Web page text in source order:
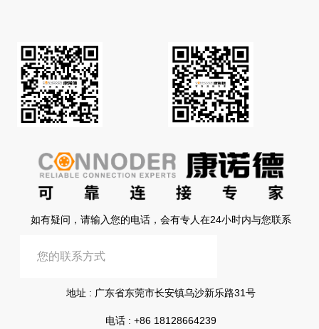
如有疑问，请输入您的电话，会有专人在24小时内与您联系
地址 : 广东省东莞市长安镇乌沙新乐路31号
电话 : +86 18128664239